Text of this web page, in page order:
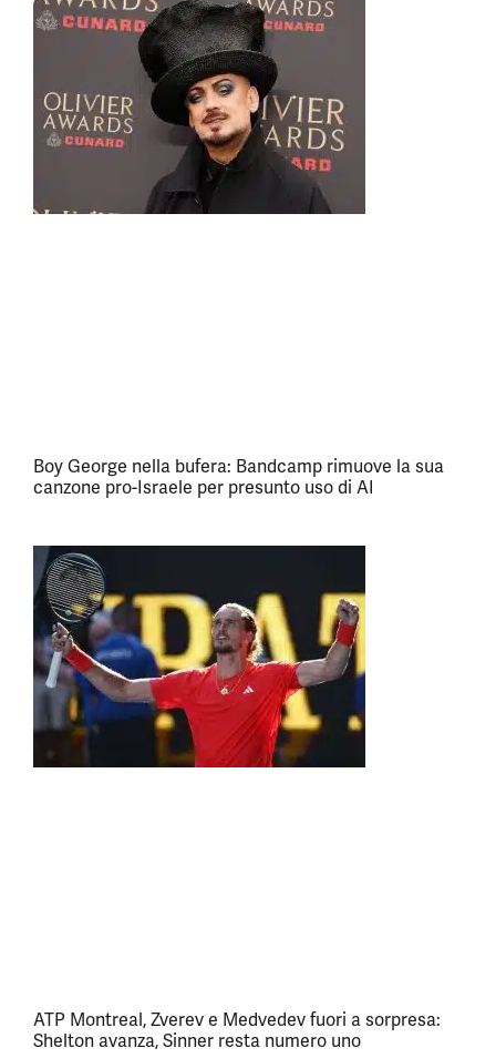
Boy George nella bufera: Bandcamp rimuove la sua
canzone pro-Israele per presunto uso di AI
ATP Montreal, Zverev e Medvedev fuori a sorpresa:
Shelton avanza, Sinner resta numero uno